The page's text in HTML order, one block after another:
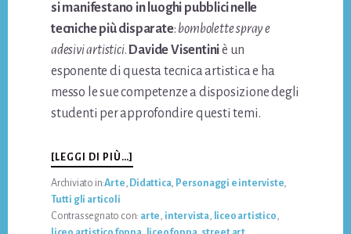
si manifestano in luoghi pubblici nelle
tecniche più disparate: bombolette spray e
adesivi artistici. Davide Visentiniè un
esponente di questa tecnica artistica e ha
messo le sue competenze a disposizione degli
studenti per approfondire questi temi.
[LEGGI DI PIÙ…]
VISENTINI:
STREET
PER
Archiviato in:Arte, Didattica, Personaggi e interviste,
Tutti gli articoli
Contrassegnato con: arte, intervista, liceo artistico,